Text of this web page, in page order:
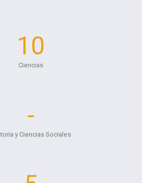
10
Ciencias
-
y Ciencias Sociales